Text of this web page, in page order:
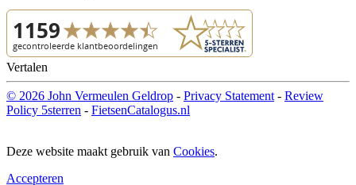
Vertalen
© 2026 John Vermeulen Geldrop - Privacy Statement - Review
Policy 5sterren - FietsenCatalogus.nl
Deze website maakt gebruik van Cookies.
Accepteren